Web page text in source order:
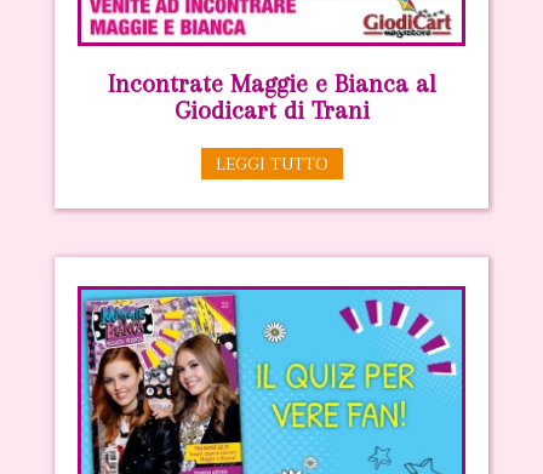
Incontrate Maggie e Bianca al
Giodicart di Trani
LEGGI TUTTO